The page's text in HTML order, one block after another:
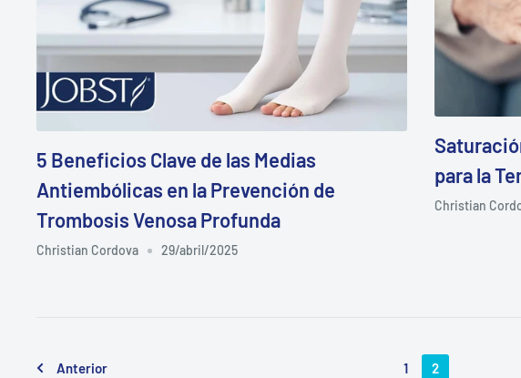
5 Beneficios Clave de las Medias
Antiembólicas en la Prevención de
Trombosis Venosa Profunda
Christian Cordova 29/abril/2025
para la
Christian
Anterior 1 2